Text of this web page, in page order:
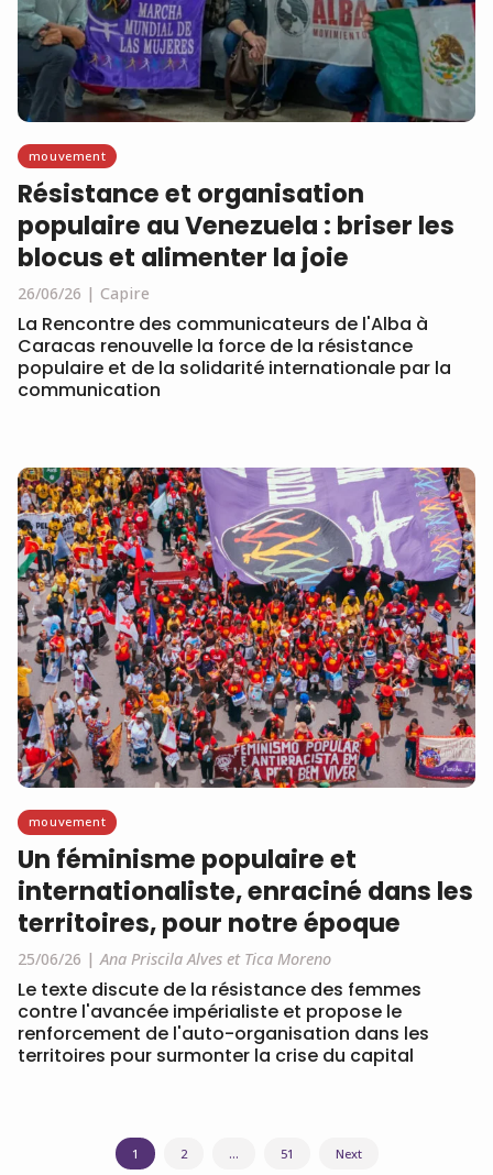
mouvement
Résistance et organisation
populaire au Venezuela : briser les
blocus et alimenter la joie
26/06/26 Capire
La Rencontre des communicateurs de l'Alba à
Caracas renouvelle la force de la résistance
populaire et de la solidarité internationale par la
communication
mouvement
Un féminisme populaire et
internationaliste, enraciné dans les
territoires, pour notre époque
25/06/26 Ana Priscila Alves et Tica Moreno
Le texte discute de la résistance des femmes
contre l'avancée impérialiste et propose le
renforcement de l'auto-organisation dans les
territoires pour surmonter la crise du capital
Navigation
1 2 … 51 Next